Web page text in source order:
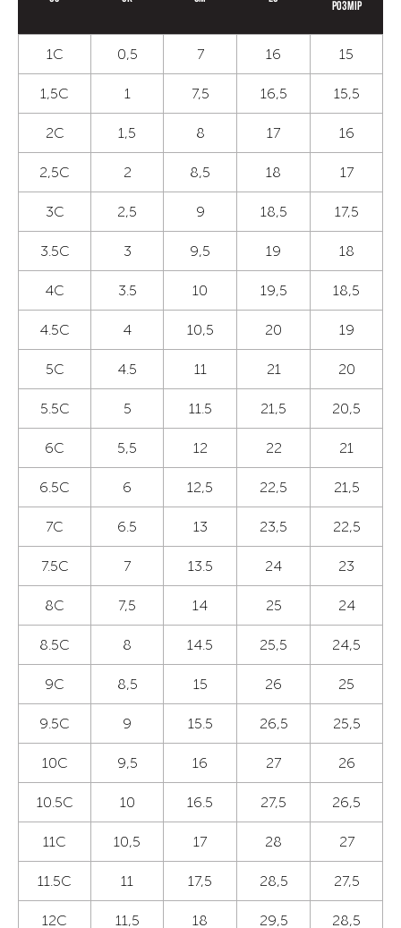
розмір
1С 0,5 7 16 15
1,5С 1 7,5 16,5 15,5
2С 1,5 8 17 16
2,5С 2 8,5 18 17
3С 2,5 9 18,5 17,5
3.5C 3 9,5 19 18
4C 3.5 10 19,5 18,5
4.5C 4 10,5 20 19
5C 4.5 11 21 20
5.5C 5 11.5 21,5 20,5
6C 5,5 12 22 21
6.5C 6 12,5 22,5 21,5
7C 6.5 13 23,5 22,5
7.5C 7 13.5 24 23
8C 7,5 14 25 24
8.5C 8 14.5 25,5 24,5
9C 8,5 15 26 25
9.5C 9 15.5 26,5 25,5
10C 9,5 16 27 26
10.5C 10 16.5 27,5 26,5
11C 10,5 17 28 27
11.5C 11 17,5 28,5 27,5
12C 11,5 18 29,5 28,5